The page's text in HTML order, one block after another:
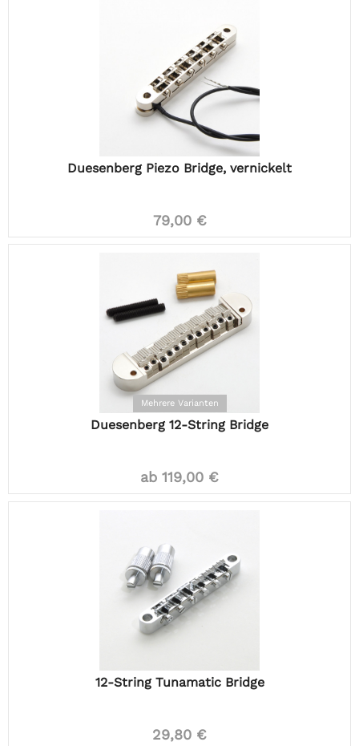
Duesenberg Piezo Bridge, vernickelt
79,00 €
Mehrere Varianten
Duesenberg 12-String Bridge
ab 119,00 €
12-String Tunamatic Bridge
29,80 €